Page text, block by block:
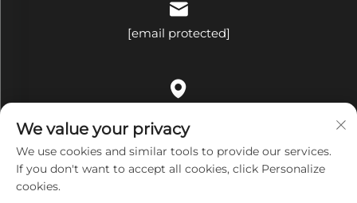
[email protected]
509号室
We value your privacy
We use cookies and similar tools to provide our services.
If you don't want to accept all cookies, click Personalize
cookies.